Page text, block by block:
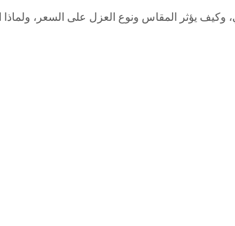
يؤثر المقاس ونوع العزل على السعر،